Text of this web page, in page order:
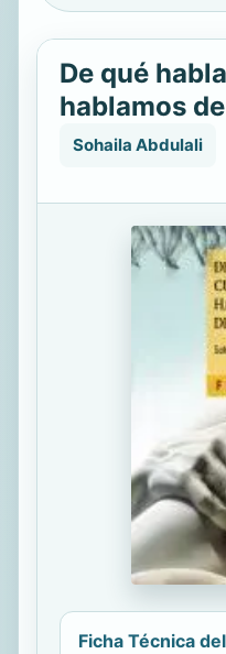
De qué
hablamos
Sohaila Abdulali
Ficha Técnica